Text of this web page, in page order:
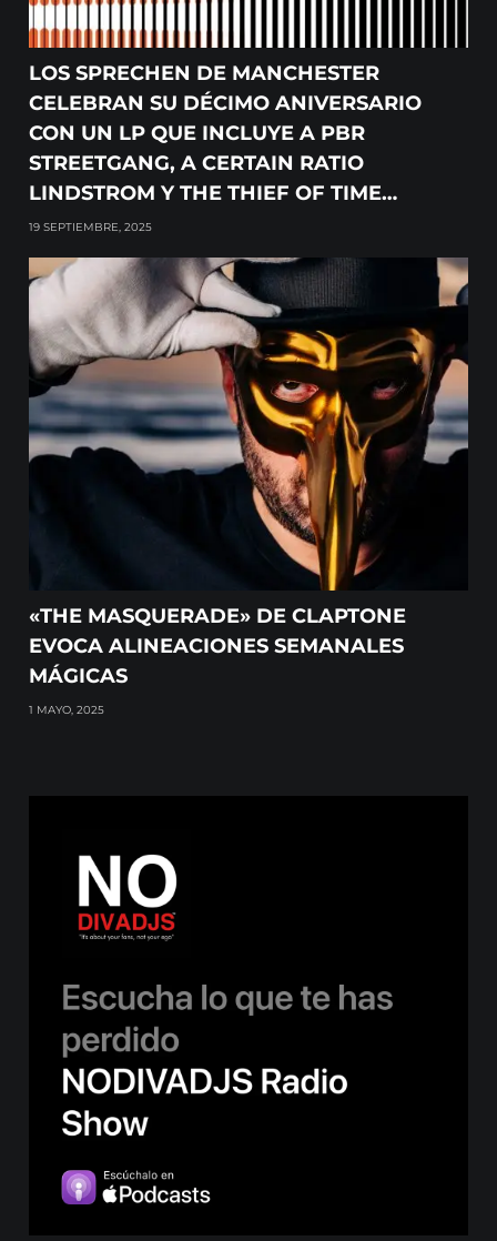
LOS SPRECHEN DE MANCHESTER
CELEBRAN SU DÉCIMO ANIVERSARIO
CON UN LP QUE INCLUYE A PBR
STREETGANG, A CERTAIN RATIO
LINDSTROM Y THE THIEF OF TIME…
19 SEPTIEMBRE, 2025
«THE MASQUERADE» DE CLAPTONE
EVOCA ALINEACIONES SEMANALES
MÁGICAS
1 MAYO, 2025